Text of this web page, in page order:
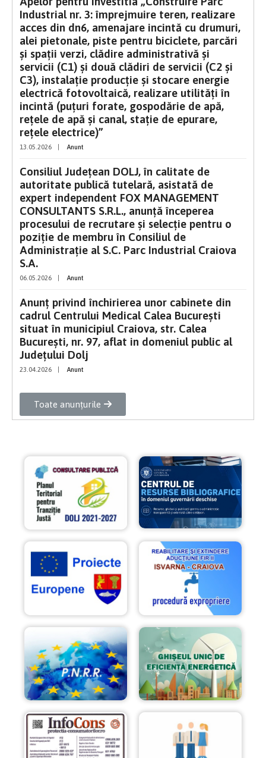
Industrial nr. 3: împrejmuire teren, realizare
acces din dn6, amenajare incintă cu drumuri,
alei pietonale, piste pentru biciclete, parcări
și spații verzi, clădire administrativă și
servicii (C1) și două clădiri de servicii (C2 și
C3), instalație producție și stocare energie
electrică fotovoltaică, realizare utilități în
incintă (puțuri forate, gospodărie de apă,
rețele de apă și canal, stație de epurare,
rețele electrice)”
13.05.2026 Anunt
Consiliul Județean DOLJ, în calitate de
autoritate publică tutelară, asistată de
expert independent FOX MANAGEMENT
CONSULTANTS S.R.L., anunţă începerea
procesului de recrutare şi selecţie pentru o
poziţie de membru în Consiliul de
Administrație al S.C. Parc Industrial Craiova
S.A.
06.05.2026 Anunt
Anunț privind închirierea unor cabinete din
cadrul Centrului Medical Calea București
situat în municipiul Craiova, str. Calea
București, nr. 97, aflat in domeniul public al
Județului Dolj
23.04.2026 Anunt
Toate anunțurile